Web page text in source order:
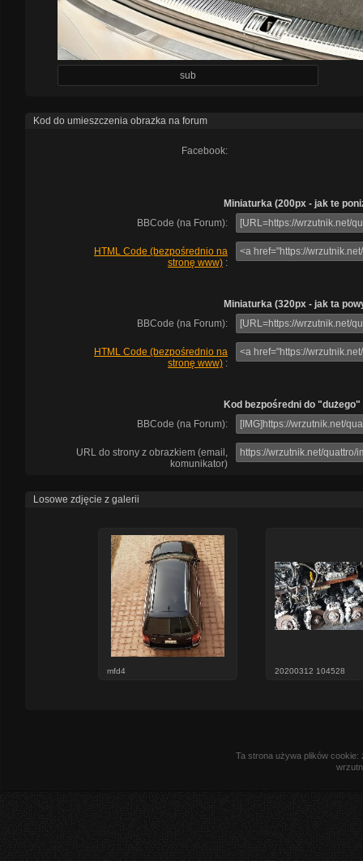
sub
Kod do umieszczenia obrazka na forum
Facebook:
Miniaturka (200px - jak te
BBCode (na Forum):
HTML Code (bezpośrednio na
stronę www) :
Miniaturka (320px - jak ta
BBCode (na Forum):
HTML Code (bezpośrednio na
stronę www) :
Kod bezpośredni do "dużego"
BBCode (na Forum):
URL do strony z obrazkiem (email,
komunikator)
Losowe zdjęcie z galerii
mfd4 20200312 104528
Ta strona używa plików